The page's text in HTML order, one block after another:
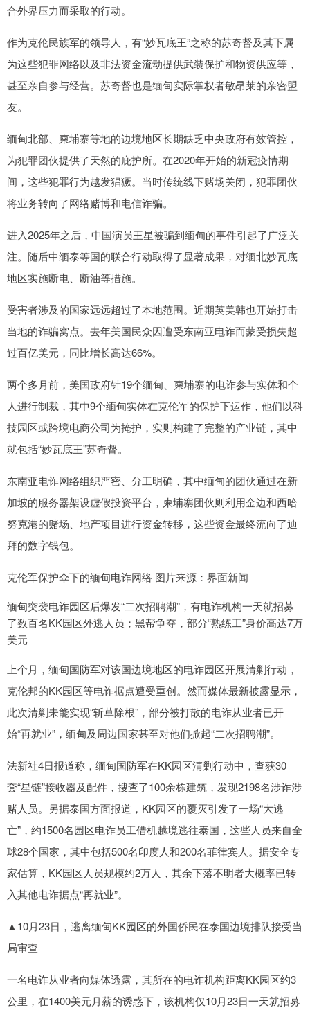
合外界压力而采取的行动。
作为克伦民族军的领导人，有“妙瓦底王”之称的苏奇督及其下属
为这些犯罪网络以及非法资金流动提供武装保护和物资供应等，
甚至亲自参与经营。苏奇督也是缅甸实际掌权者敏昂莱的亲密盟
友。
缅甸北部、柬埔寨等地的边境地区长期缺乏中央政府有效管控，
为犯罪团伙提供了天然的庇护所。在2020年开始的新冠疫情期
间，这些犯罪行为越发猖獗。当时传统线下赌场关闭，犯罪团伙
将业务转向了网络赌博和电信诈骗。
进入2025年之后，中国演员王星被骗到缅甸的事件引起了广泛关
注。随后中缅泰等国的联合行动取得了显著成果，对缅北妙瓦底
地区实施断电、断油等措施。
受害者涉及的国家远远超过了本地范围。近期英美韩也开始打击
当地的诈骗窝点。去年美国民众因遭受东南亚电诈而蒙受损失超
过百亿美元，同比增长高达66%。
两个多月前，美国政府针19个缅甸、柬埔寨的电诈参与实体和个
人进行制裁，其中9个缅甸实体在克伦军的保护下运作，他们以科
技园区或跨境电商公司为掩护，实则构建了完整的产业链，其中
就包括“妙瓦底王”苏奇督。
东南亚电诈网络组织严密、分工明确，其中缅甸的团伙通过在新
加坡的服务器架设虚假投资平台，柬埔寨团伙则利用金边和西哈
努克港的赌场、地产项目进行资金转移，这些资金最终流向了迪
拜的数字钱包。
克伦军保护伞下的缅甸电诈网络 图片来源：界面新闻
缅甸突袭电诈园区后爆发“二次招聘潮”，有电诈机构一天就招募
了数百名KK园区外逃人员；黑帮争夺，部分“熟练工”身价高达7万
美元
上个月，缅甸国防军对该国边境地区的电诈园区开展清剿行动，
克伦邦的KK园区等电诈据点遭受重创。然而媒体最新披露显示，
此次清剿未能实现“斩草除根”，部分被打散的电诈从业者已开
始“再就业”，缅甸及周边国家甚至对他们掀起“二次招聘潮”。
法新社4日报道称，缅甸国防军在KK园区清剿行动中，查获30
套“星链”接收器及配件，搜查了100余栋建筑，发现2198名涉诈涉
赌人员。另据泰国方面报道，KK园区的覆灭引发了一场“大逃
亡”，约1500名园区电诈员工借机越境逃往泰国，这些人员来自全
球28个国家，其中包括500名印度人和200名菲律宾人。据安全专
家估算，KK园区人员规模约2万人，其余下落不明者大概率已转
入其他电诈据点“再就业”。
▲10月23日，逃离缅甸KK园区的外国侨民在泰国边境排队接受当
局审查
一名电诈从业者向媒体透露，其所在的电诈机构距离KK园区约3
公里，在1400美元月薪的诱惑下，该机构仅10月23日一天就招募